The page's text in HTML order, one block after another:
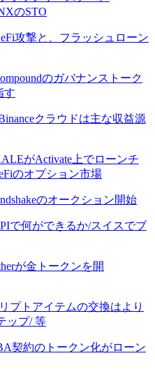
のSTO
攻撃と、フラッシュローン
のガバナンストーク
す
クラウドは主な収益源
がActivate上でローンチ
のオプション市場
のオークション開始
で何ができるか/スイスでブ
が金トークンを開
プトアイテムの交換はより
ップ/ 等
契約のトークン化がローン